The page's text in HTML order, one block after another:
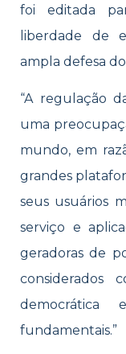
foi editada
liberdade de
ampla defesa
“A regulação
uma
mundo, em
grandes
seus usuários
serviço e
geradoras de
considerados
fundamentais.”